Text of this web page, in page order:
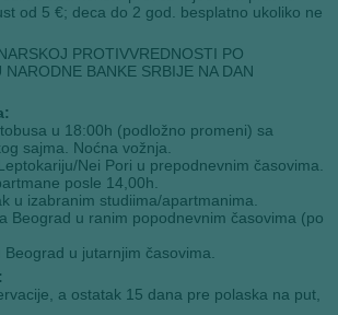
od 5 €; deca do 2 god. besplatno ukoliko ne
PROTIVVREDNOSTI PO
NARODNE BANKE SRBIJE NA DAN
u 18:00h (podložno promeni) sa
sajma. Noćna vožnja.
Nei Pori u prepodnevnim časovima.
posle 14,00h.
u izabranim studiima/apartmanima.
Beograd u ranim popodnevnim časovima (po
u jutarnjim časovima.
a ostatak 15 dana pre polaska na put,